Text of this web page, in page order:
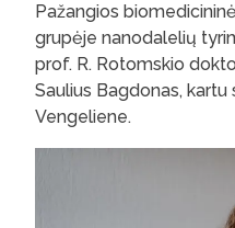
Pažangios
grupėje nanodalelių
prof. R. Rotomskio
Saulius Bagdonas,
Vengeliene.